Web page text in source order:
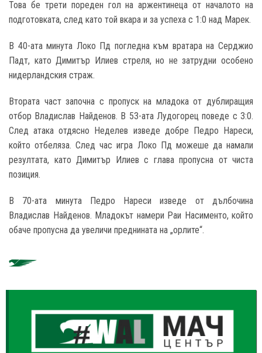
Това бе трети пореден гол на аржентинеца от началото на
подготовката, след като той вкара и за успеха с 1:0 над Марек.
В 40-ата минута Локо Пд погледна към вратара на Серджио
Падт, като Димитър Илиев стреля, но не затрудни особено
нидерландския страж.
Втората част започна с пропуск на младока от дублиращия
отбор Владислав Найденов. В 53-ата Лудогорец поведе с 3:0.
След атака отдясно Неделев изведе добре Педро Нареси,
който отбеляза. След час игра Локо Пд можеше да намали
резултата, като Димитър Илиев с глава пропусна от чиста
позиция.
В 70-ата минута Педро Нареси изведе от дълбочина
Владислав Найденов. Младокът намери Раи Насименто, който
обаче пропусна да увеличи преднината на „орлите“.